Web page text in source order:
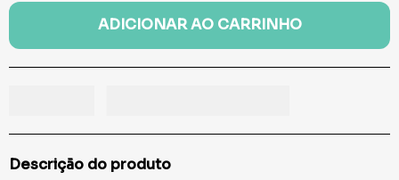
ADICIONAR AO CARRINHO
Descrição do produto